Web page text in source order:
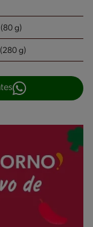
(80 g)
(280 g)